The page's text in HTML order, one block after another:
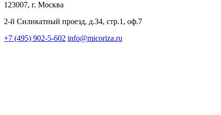
123007, г. Москва
2-й Силикатный проезд, д.34, стр.1, оф.7
+7 (495) 902-5-602 info@micoriza.ru